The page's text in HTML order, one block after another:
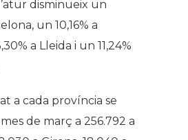
disminueix un
un 10,16% a
a Lleida i un 11,24%
a cada província se
de març a 256.792 a